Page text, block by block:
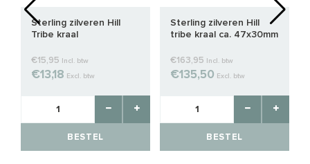
Sterling zilveren Hill
Tribe kraal
€15,95 Incl. btw
€13,18 Excl. btw
BESTEL
Sterling zilveren Hill
tribe kraal ca. 47x30mm
€163,95 Incl. btw
€135,50 Excl. btw
BESTEL